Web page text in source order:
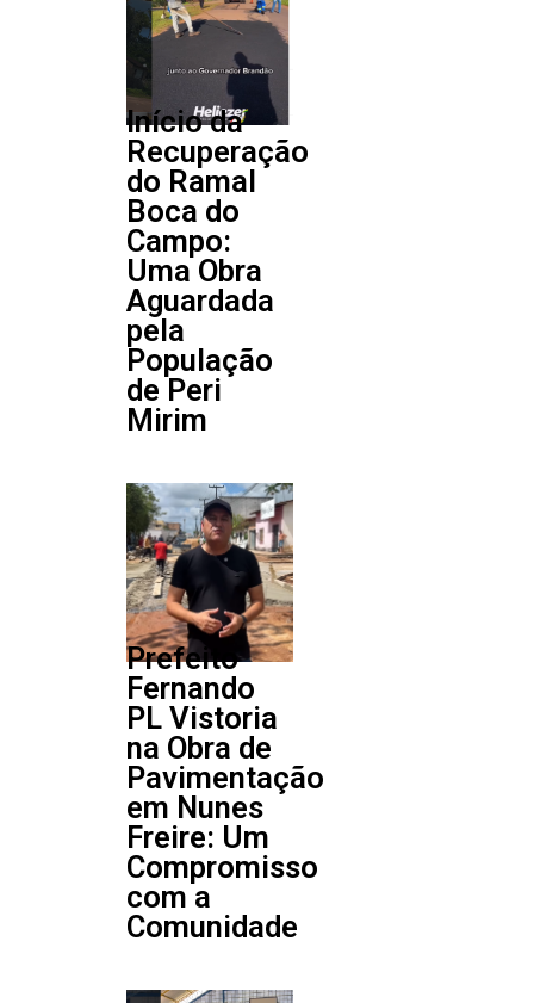
Início da
Recuperação
do Ramal
Boca do
Campo:
Uma Obra
Aguardada
pela
População
de Peri
Mirim
Prefeito
Fernando
PL Vistoria
na Obra de
Pavimentação
em Nunes
Freire: Um
Compromisso
com a
Comunidade